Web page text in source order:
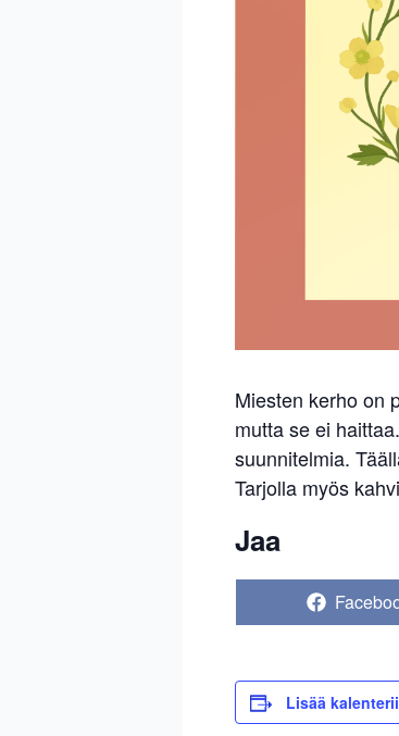
Miesten kerho on
mutta se ei
suunnitelmia.
Tarjolla myös
Jaa
Share
Lisää